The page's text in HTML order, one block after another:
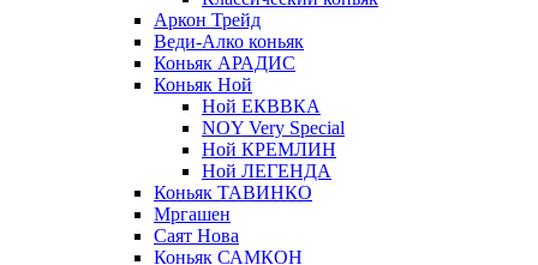
Аркон Трейд
Веди-Алко коньяк
Коньяк АРАДИС
Коньяк Ной
Ной ЕКВВКА
NOY Very Special
Ной КРЕМЛИН
Ной ЛЕГЕНДА
Коньяк ТАВИНКО
Мргашен
Саят Нова
Коньяк САМКОН